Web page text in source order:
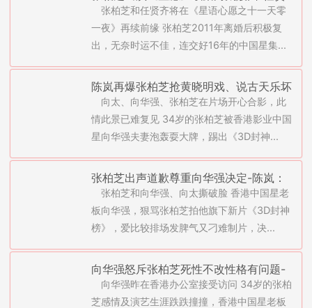
齐、郑中基、郑秀文护航
张柏芝和任贤齐将在《星语心愿之十一天零
一夜》再续前缘 张柏芝2011年离婚后积极复
出，无奈时运不佳，连交好16年的中国星集...
陈岚再爆张柏芝抢黄晓明戏、说古天乐坏
话、害刘德华NG(图)
向太、向华强、张柏芝在片场开心合影，此
情此景已难复见 34岁的张柏芝被香港影业中国
星向华强夫妻泡轰耍大牌，踢出《3D封神...
张柏芝出声道歉尊重向华强决定-陈岚：
给她机会不珍惜(图)
张柏芝和向华强、向太撕破脸 香港中国星老
板向华强，狠骂张柏芝拍他旗下新片《3D封神
榜》，爱比较排场发脾气又刁难制片，决...
向华强怒斥张柏芝死性不改性格有问题-
踢出剧组永不录用(图)
向华强昨在香港办公室接受访问 34岁的张柏
芝感情及演艺生涯跌跌撞撞，香港中国星老板